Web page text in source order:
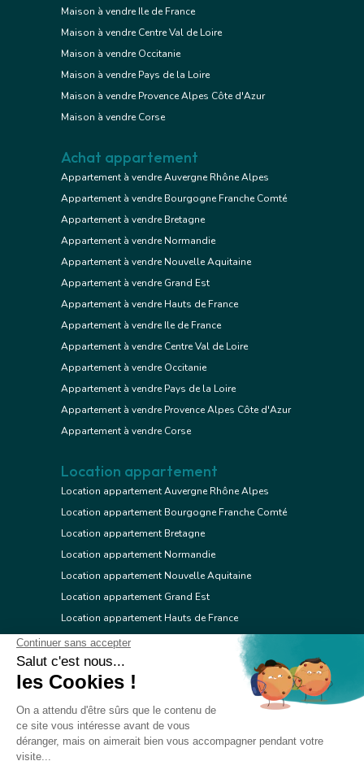
Maison à vendre Ile de France
Maison à vendre Centre Val de Loire
Maison à vendre Occitanie
Maison à vendre Pays de la Loire
Maison à vendre Provence Alpes Côte d'Azur
Maison à vendre Corse
Achat appartement
Appartement à vendre Auvergne Rhône Alpes
Appartement à vendre Bourgogne Franche Comté
Appartement à vendre Bretagne
Appartement à vendre Normandie
Appartement à vendre Nouvelle Aquitaine
Appartement à vendre Grand Est
Appartement à vendre Hauts de France
Appartement à vendre Ile de France
Appartement à vendre Centre Val de Loire
Appartement à vendre Occitanie
Appartement à vendre Pays de la Loire
Appartement à vendre Provence Alpes Côte d'Azur
Appartement à vendre Corse
Location appartement
Location appartement Auvergne Rhône Alpes
Location appartement Bourgogne Franche Comté
Location appartement Bretagne
Location appartement Normandie
Location appartement Nouvelle Aquitaine
Location appartement Grand Est
Location appartement Hauts de France
Location appartement Ile de France
Location appartement Centre Val de Loire
Location appartement Occitanie
Location appartement Provence Alpes Côte d'Azur
Location appartement Corse